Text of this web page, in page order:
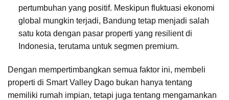
pertumbuhan yang positif. Meskipun fluktuasi ekonomi
global mungkin terjadi, Bandung tetap menjadi salah
satu kota dengan pasar properti yang resilient di
Indonesia, terutama untuk segmen premium.
Dengan mempertimbangkan semua faktor ini, membeli
properti di Smart Valley Dago bukan hanya tentang
memiliki rumah impian, tetapi juga tentang mengamankan